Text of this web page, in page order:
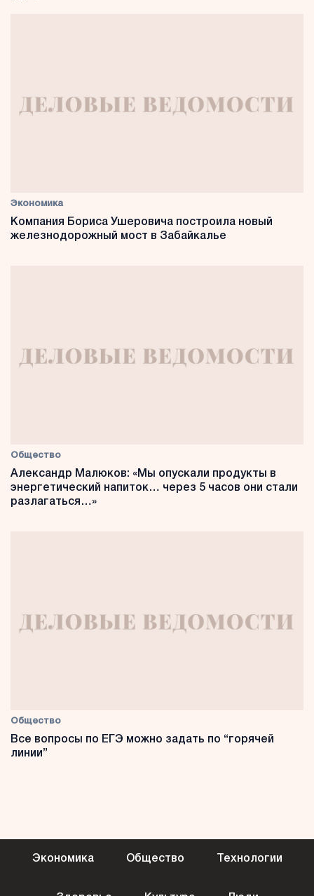
Экономика
Компания Бориса Ушеровича построила новый
железнодорожный мост в Забайкалье
Общество
Александр Малюков: «Мы опускали продукты в
энергетический напиток… через 5 часов они стали
разлагаться…»
Общество
Все вопросы по ЕГЭ можно задать по “горячей
линии”
Экономика Общество Технологии